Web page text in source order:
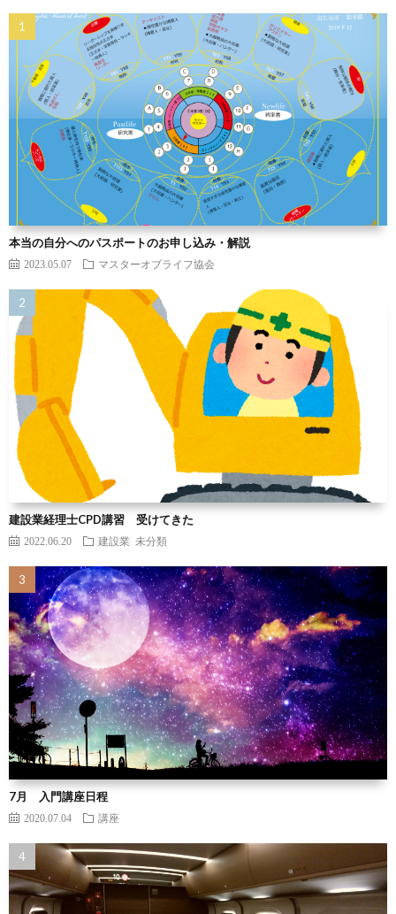
本当の自分へのパスポートのお申し込み・解説
2023.05.07 マスターオブライフ協会
建設業経理士CPD講習 受けてきた
2022.06.20 建設業 未分類
7月 入門講座日程
2020.07.04 講座